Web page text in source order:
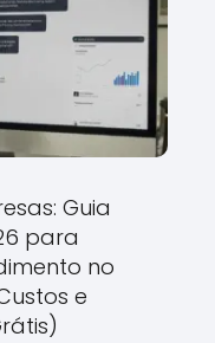
Guia
para
no
e